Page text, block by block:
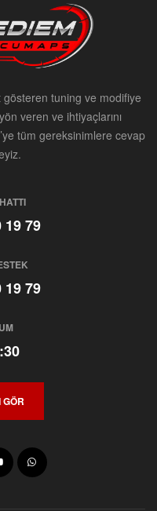
gösteren tuning ve modifiye
veren ve ihtiyaçlarını
tüm gereksinimlere cevap
19 79
19 79
GÖR